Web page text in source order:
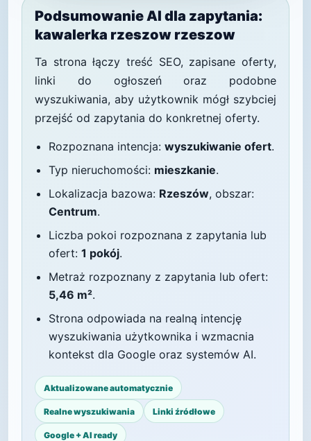
Podsumowanie AI dla zapytania:
kawalerka rzeszow rzeszow
Ta strona łączy treść SEO, zapisane oferty,
linki do ogłoszeń oraz podobne
wyszukiwania, aby użytkownik mógł szybciej
przejść od zapytania do konkretnej oferty.
Rozpoznana intencja: wyszukiwanie ofert.
Typ nieruchomości: mieszkanie.
Lokalizacja bazowa: Rzeszów, obszar:
Centrum.
Liczba pokoi rozpoznana z zapytania lub
ofert: 1 pokój.
Metraż rozpoznany z zapytania lub ofert:
5,46 m².
Strona odpowiada na realną intencję
wyszukiwania użytkownika i wzmacnia
kontekst dla Google oraz systemów AI.
Aktualizowane automatycznie
Realne wyszukiwania Linki źródłowe
Google + AI ready